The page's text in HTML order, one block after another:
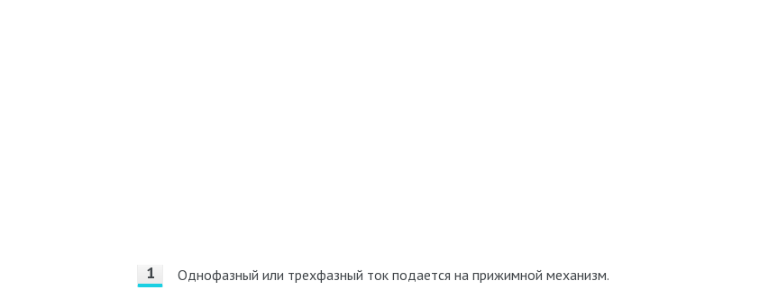
Однофазный или трехфазный ток подается на прижимной механизм.